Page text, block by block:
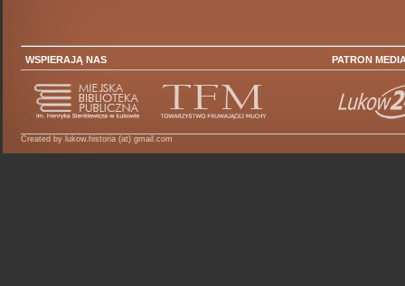
WSPIERAJĄ NAS PATRON
Created by lukow.historia (at) gmail.com